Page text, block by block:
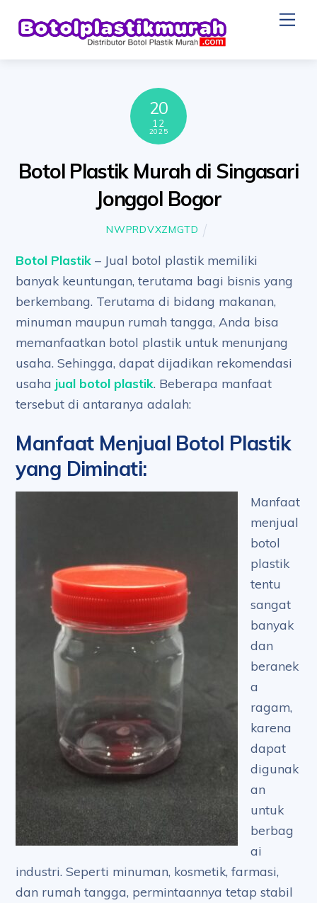
20
12
2025
Botol Plastik Murah di Singasari
Jonggol Bogor
NWPRDVXZMGTD
Botol Plastik – Jual botol plastik memiliki
banyak keuntungan, terutama bagi bisnis yang
berkembang. Terutama di bidang makanan,
minuman maupun rumah tangga, Anda bisa
memanfaatkan botol plastik untuk menunjang
usaha. Sehingga, dapat dijadikan rekomendasi
usaha jual botol plastik. Beberapa manfaat
tersebut di antaranya adalah:
Manfaat Menjual Botol Plastik
yang Diminati:
Manfaat
menjual
botol
plastik
tentu
sangat
banyak
dan
beranek
a
ragam,
karena
dapat
digunak
an
untuk
berbag
ai
industri. Seperti minuman, kosmetik, farmasi,
dan rumah tangga, permintaannya tetap stabil